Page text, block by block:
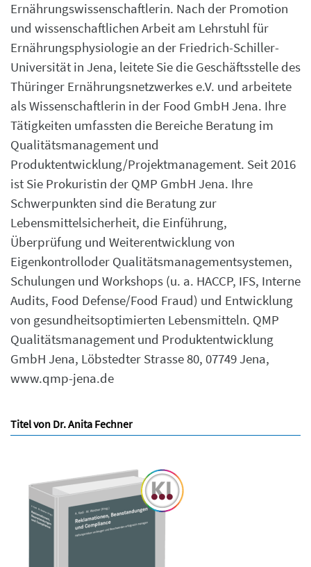
Ernährungswissenschaftlerin. Nach der Promotion
und wissenschaftlichen Arbeit am Lehrstuhl für
Ernährungsphysiologie an der Friedrich-Schiller-
Universität in Jena, leitete Sie die Geschäftsstelle des
Thüringer Ernährungsnetzwerkes e.V. und arbeitete
als Wissenschaftlerin in der Food GmbH Jena. Ihre
Tätigkeiten umfassten die Bereiche Beratung im
Qualitätsmanagement und
Produktentwicklung/Projektmanagement. Seit 2016
ist Sie Prokuristin der QMP GmbH Jena. Ihre
Schwerpunkten sind die Beratung zur
Lebensmittelsicherheit, die Einführung,
Überprüfung und Weiterentwicklung von
Eigenkontrolloder Qualitätsmanagementsystemen,
Schulungen und Workshops (u. a. HACCP, IFS, Interne
Audits, Food Defense/Food Fraud) und Entwicklung
von gesundheitsoptimierten Lebensmitteln. QMP
Qualitätsmanagement und Produktentwicklung
GmbH Jena, Löbstedter Strasse 80, 07749 Jena,
www.qmp-jena.de
Titel von Dr. Anita Fechner